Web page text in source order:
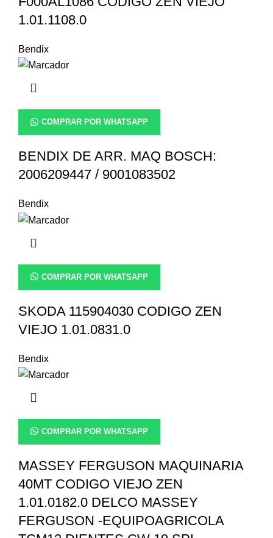
1.01.1108.0
Bendix
COMPRAR POR WHATSAPP
BENDIX DE ARR. MAQ BOSCH:
2006209447 / 9001083502
Bendix
COMPRAR POR WHATSAPP
SKODA 115904030 CODIGO ZEN
VIEJO 1.01.0831.0
Bendix
COMPRAR POR WHATSAPP
MASSEY FERGUSON MAQUINARIA
40MT CODIGO VIEJO ZEN
1.01.0182.0 DELCO MASSEY
FERGUSON -EQUIPOAGRICOLA